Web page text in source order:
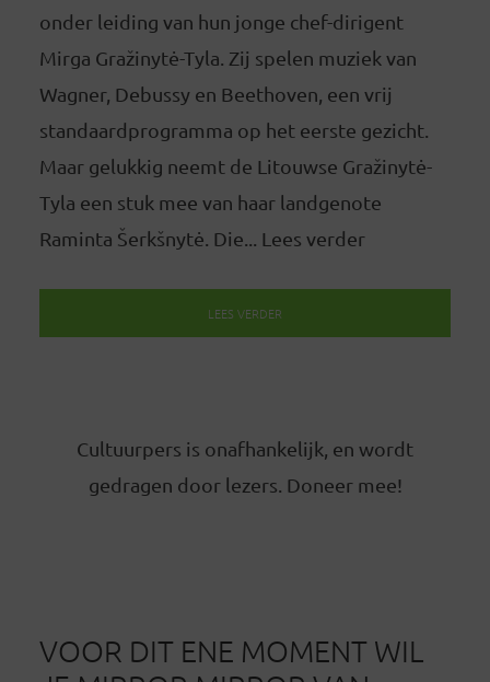
onder leiding van hun jonge chef-dirigent
Mirga Gražinytė-Tyla. Zij spelen muziek van
Wagner, Debussy en Beethoven, een vrij
standaardprogramma op het eerste gezicht.
Maar gelukkig neemt de Litouwse Gražinytė-
Tyla een stuk mee van haar landgenote
Raminta Šerkšnytė. Die... Lees verder
LEES VERDER
Cultuurpers is onafhankelijk, en wordt
gedragen door lezers. Doneer mee!
VOOR DIT ENE MOMENT WIL